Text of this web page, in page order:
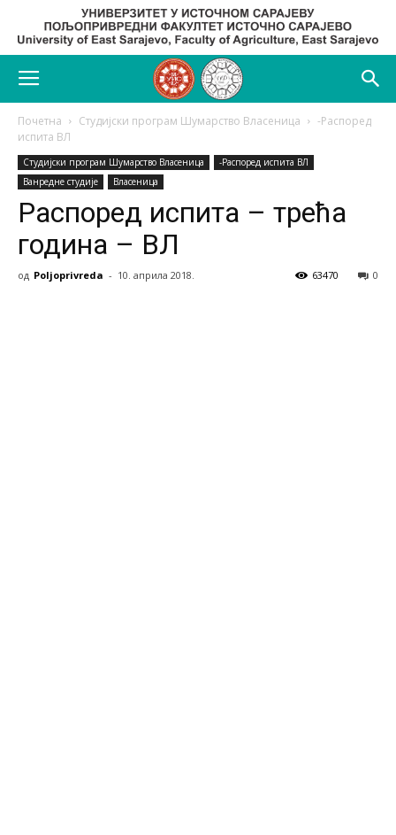
Почетна Студијски програм Шумарство Власеница
-Распоред
испита ВЛ
Студијски програм Шумарство Власеница
-Распоред испита ВЛ
Ванредне студије
Власеница
Распоред испита – трећа
година – ВЛ
од Poljoprivreda - 10. априла 2018. 0
63470